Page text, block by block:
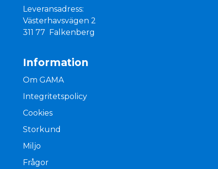
Leveransadress:
Västerhavsvägen 2
311 77 Falkenberg
Information
Om GAMA
Integritetspolicy
Cookies
Storkund
Miljo
Frågor